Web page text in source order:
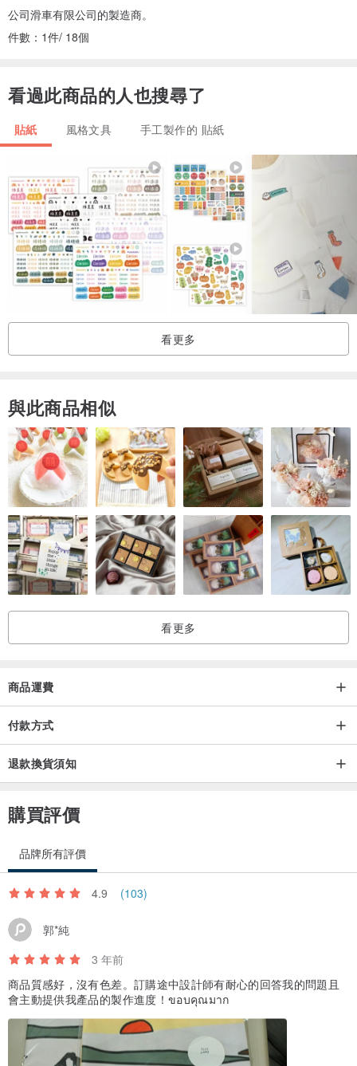
公司滑車有限公司的製造商。
件數：1件/ 18個
看過此商品的人也搜尋了
貼紙 風格文具 手工製作的 貼紙
看更多
與此商品相似
看更多
商品運費
付款方式
退款換貨須知
購買評價
品牌所有評價
4.9 (103)
郭*純
3 年前
商品質感好，沒有色差。訂購途中設計師有耐心的回答我的問題且
會主動提供我產品的製作進度！ขอบคุณมาก